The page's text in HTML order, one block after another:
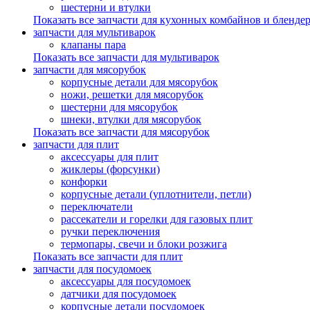
шестерни и втулки
Показать все запчасти для кухонных комбайнов и
запчасти для мультиварок
клапаны пара
Показать все запчасти для мультиварок
запчасти для мясорубок
корпусные детали для мясорубок
ножи, решетки для мясорубок
шестерни для мясорубок
шнеки, втулки для мясорубок
Показать все запчасти для мясорубок
запчасти для плит
аксессуары для плит
жиклеры (форсунки)
конфорки
корпусные детали (уплотнители, петли)
переключатели
рассекатели и горелки для газовых плит
ручки переключения
термопары, свечи и блоки розжига
Показать все запчасти для плит
запчасти для посудомоек
аксессуары для посудомоек
датчики для посудомоек
корпусные детали посудомоек